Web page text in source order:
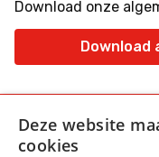
Download onze
Download
Deze website
cookies